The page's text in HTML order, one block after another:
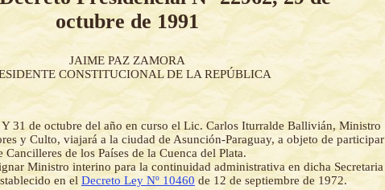
octubre de 1991
JAIME PAZ ZAMORA
CONSTITUCIONAL DE LA REPÚBLICA
Y 31 de octubre del año en curso el Lic. Carlos Iturralde Ballivián, Ministro
y Culto, viajará a la ciudad de Asunción-Paraguay, a objeto de participar
de los Países de la Cuenca del Plata.
Ministro interino para la continuidad administrativa en dicha Secretaria
en el Decreto Ley Nº 10460de 12 de septiembre de 1972.